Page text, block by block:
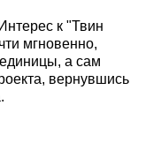
к "Твин
мгновенно,
а сам
вернувшись